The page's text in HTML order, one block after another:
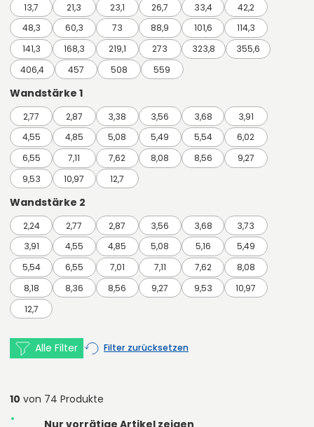
13,7 21,3 23,1 26,7 33,4
42,2
48,3
60,3 73 88,9 101,6
114,3
141,3
168,3 219,1 273 323,8
355,6
406,4
457 508 559
Wandstärke 1
2,77 2,87 3,38 3,56 3,68
3,91
4,55
4,85 5,08 5,49 5,54
6,02
6,55
7,11 7,62 8,08 8,56
9,27
9,53
10,97 12,7
Wandstärke 2
2,24 2,77 2,87 3,56 3,68
3,73
3,91
4,55 4,85 5,08 5,16
5,49
5,54
6,55 7,01 7,11 7,62
8,08
8,18
8,36 8,56 9,27 9,53
10,97
12,7
Alle Filter Filter zurücksetzen
10 von 74 Produkte